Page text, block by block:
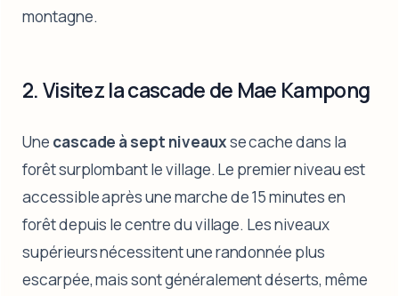
montagne.
2. Visitez la cascade de Mae Kampong
Une cascade à sept niveauxse cache dans la
forêt surplombant le village. Le premier niveau est
accessible après une marche de 15 minutes en
forêt depuis le centre du village. Les niveaux
supérieurs nécessitent une randonnée plus
escarpée, mais sont généralement déserts, même